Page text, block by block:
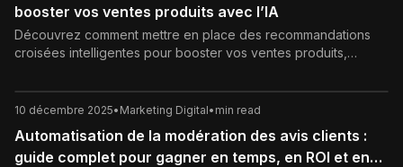
booster vos ventes produits avec l’IA
Découvrez comment mettre en place des recommandations
croisées intelligentes pour booster vos ventes produits,
moyen grâce à l’IA.
10 décembre 2025• Marketing Digital• min read
Automatisation de la modération des avis clients :
guide complet pour gagner en temps, en ROI et en